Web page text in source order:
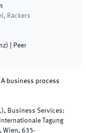
Räckers
| Peer
business process
), Business Services:
Tagung
Wien, 635-